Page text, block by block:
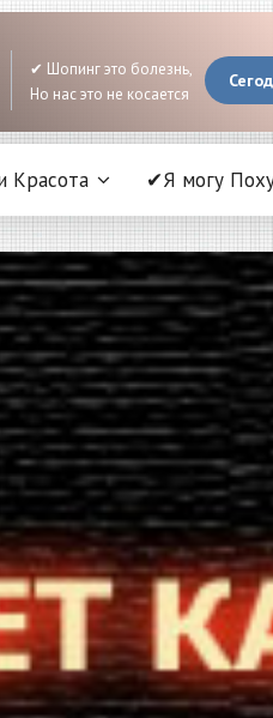
✔ Шопинг это болезнь,
Но нас это не косается
Красота ✔Я могу